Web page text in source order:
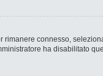
connesso,
ha disabilitato